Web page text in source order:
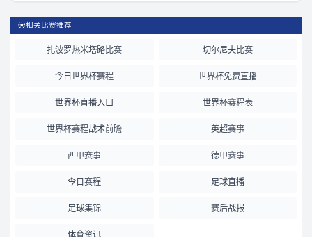
⚽相关比赛推荐
扎波罗热米塔路比赛 切尔尼夫比赛
今日世界杯赛程 世界杯免费直播
世界杯直播入口 世界杯赛程表
世界杯赛程战术前瞻 英超赛事
西甲赛事 德甲赛事
今日赛程 足球直播
足球集锦 赛后战报
体育资讯